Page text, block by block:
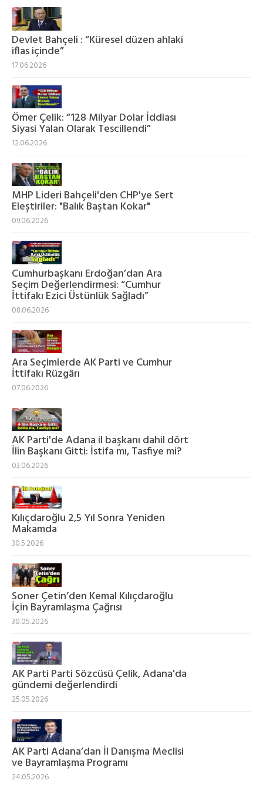
Devlet Bahçeli : “Küresel düzen ahlaki
iflas içinde”
17.06.2026
Ömer Çelik: “128 Milyar Dolar İddiası
Siyasi Yalan Olarak Tescillendi”
12.06.2026
MHP Lideri Bahçeli'den CHP'ye Sert
Eleştiriler: "Balık Baştan Kokar"
09.06.2026
Cumhurbaşkanı Erdoğan’dan Ara
Seçim Değerlendirmesi: “Cumhur
İttifakı Ezici Üstünlük Sağladı”
08.06.2026
Ara Seçimlerde AK Parti ve Cumhur
İttifakı Rüzgârı
07.06.2026
AK Parti'de Adana il başkanı dahil dört
İlin Başkanı Gitti: İstifa mı, Tasfiye mi?
03.06.2026
Kılıçdaroğlu 2,5 Yıl Sonra Yeniden
Makamda
30.5.2026
Soner Çetin’den Kemal Kılıçdaroğlu
İçin Bayramlaşma Çağrısı
30.05.2026
AK Parti Parti Sözcüsü Çelik, Adana'da
gündemi değerlendirdi
25.05.2026
AK Parti Adana’dan İl Danışma Meclisi
ve Bayramlaşma Programı
24.05.2026